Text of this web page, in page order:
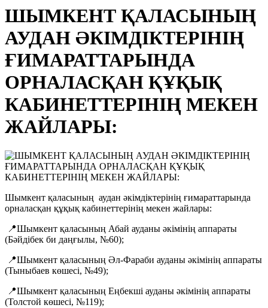
ШЫМКЕНТ ҚАЛАСЫНЫҢ
АУДАН ӘКІМДІКТЕРІНІҢ
ҒИМАРАТТАРЫНДА
ОРНАЛАСҚАН ҚҰҚЫҚ
КАБИНЕТТЕРІНІҢ МЕКЕН
ЖАЙЛАРЫ:
Шымкент қаласының аудан әкімдіктерінің ғимараттарында
орналасқан құқық кабинеттерінің мекен жайлары:
📍Шымкент қаласының Абай ауданы әкімінің аппараты
(Бәйдібек би даңғылы, №60);
📍Шымкент қаласының Әл-Фараби ауданы әкімінің аппараты
(Тыныбаев көшесі, №49);
📍Шымкент қаласының Еңбекші ауданы әкімінің аппараты
(Толстой көшесі, №119);